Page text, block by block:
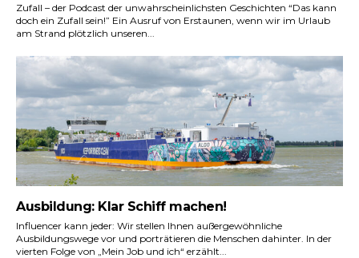
Zufall – der Podcast der unwahrscheinlichsten Geschichten “Das kann
doch ein Zufall sein!” Ein Ausruf von Erstaunen, wenn wir im Urlaub
am Strand plötzlich unseren...
Ausbildung: Klar Schiff machen!
Influencer kann jeder: Wir stellen Ihnen außergewöhnliche
Ausbildungswege vor und porträtieren die Menschen dahinter. In der
vierten Folge von „Mein Job und ich“ erzählt...